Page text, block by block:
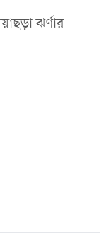
ঝর্ণার